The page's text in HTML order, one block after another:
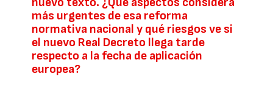
más urgentes de esa reforma
normativa nacional y qué riesgos ve si
el nuevo Real Decreto llega tarde
respecto a la fecha de aplicación
europea?